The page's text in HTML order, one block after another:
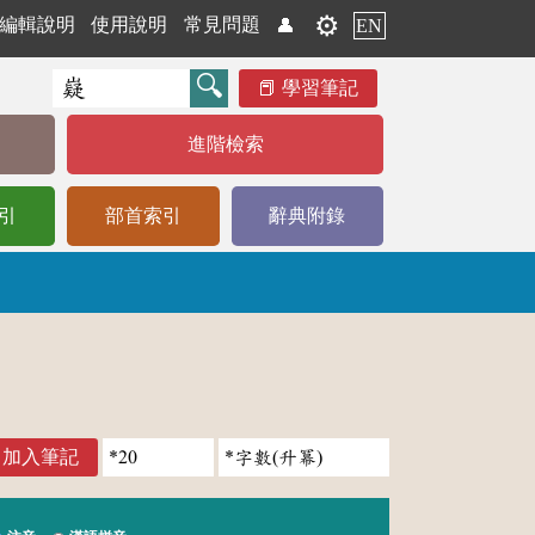
編輯說明 使用說明 常見問題 👤 ⚙️ EN
學習筆記
進階檢索
部首索引 辭典附錄
加入筆記